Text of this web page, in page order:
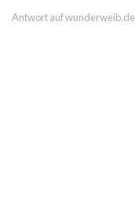
Antwort auf wunderweib.de